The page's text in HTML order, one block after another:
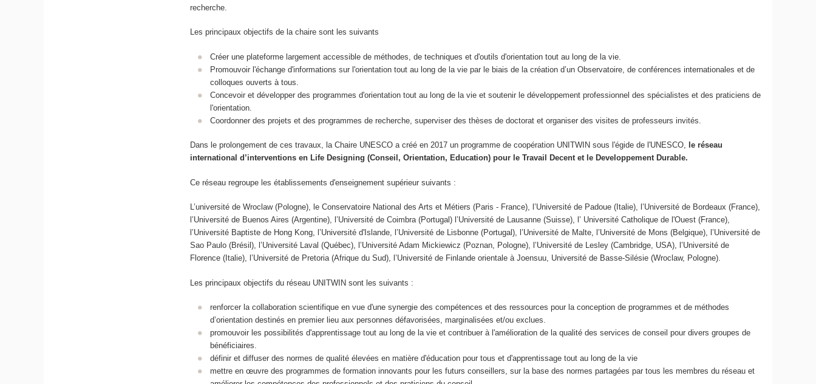
recherche.
Les principaux objectifs de la chaire sont les suivants
Créer une plateforme largement accessible de méthodes, de techniques et d'outils d'orientation tout au long de la vie.
Promouvoir l'échange d'informations sur l'orientation tout au long de la vie par le biais de la création d’un Observatoire, de conférences internationales et de
colloques ouverts à tous.
Concevoir et développer des programmes d'orientation tout au long de la vie et soutenir le développement professionnel des spécialistes et des praticiens de
l'orientation.
Coordonner des projets et des programmes de recherche, superviser des thèses de doctorat et organiser des visites de professeurs invités.
Dans le prolongement de ces travaux, la Chaire UNESCO a créé en 2017 un programme de coopération UNITWIN sous l'égide de l'UNESCO, le réseau
international d’interventions en Life Designing (Conseil, Orientation, Education) pour le Travail Decent et le Developpement Durable.
Ce réseau regroupe les établissements d'enseignement supérieur suivants :
L’université de Wroclaw (Pologne), le Conservatoire National des Arts et Métiers (Paris - France), l’Université de Padoue (Italie), l’Université de Bordeaux (France),
l’Université de Buenos Aires (Argentine), l’Université de Coimbra (Portugal) l’Université de Lausanne (Suisse), l’ Université Catholique de l'Ouest (France),
l’Université Baptiste de Hong Kong, l’Université d'Islande, l’Université de Lisbonne (Portugal), l’Université de Malte, l’Université de Mons (Belgique), l’Université de
Sao Paulo (Brésil), l’Université Laval (Québec), l’Université Adam Mickiewicz (Poznan, Pologne), l’Université de Lesley (Cambridge, USA), l’Université de
Florence (Italie), l’Université de Pretoria (Afrique du Sud), l’Université de Finlande orientale à Joensuu, Université de Basse-Silésie (Wroclaw, Pologne).
Les principaux objectifs du réseau UNITWIN sont les suivants :
renforcer la collaboration scientifique en vue d'une synergie des compétences et des ressources pour la conception de programmes et de méthodes
d’orientation destinés en premier lieu aux personnes défavorisées, marginalisées et/ou exclues.
promouvoir les possibilités d'apprentissage tout au long de la vie et contribuer à l'amélioration de la qualité des services de conseil pour divers groupes de
bénéficiaires.
définir et diffuser des normes de qualité élevées en matière d'éducation pour tous et d'apprentissage tout au long de la vie
mettre en œuvre des programmes de formation innovants pour les futurs conseillers, sur la base des normes partagées par tous les membres du réseau et